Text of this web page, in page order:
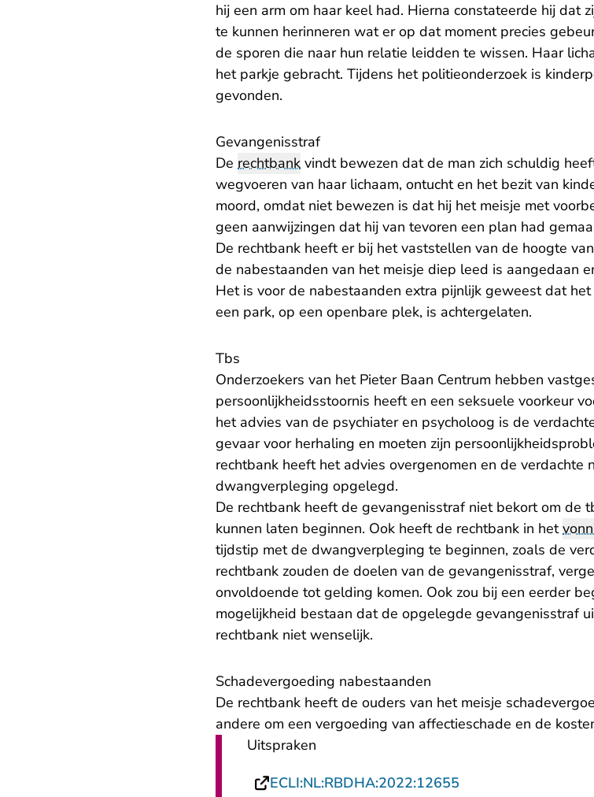
hij een arm om haar keel had. Hierna constateerde hij dat
te kunnen herinneren wat er op dat moment precies
de sporen die naar hun relatie leidden te wissen. Haar
het parkje gebracht. Tijdens het politieonderzoek is
gevonden.
Gevangenisstraf
De rechtbank vindt bewezen dat de man zich schuldig
wegvoeren van haar lichaam, ontucht en het bezit van
moord, omdat niet bewezen is dat hij het meisje met
geen aanwijzingen dat hij van tevoren een plan had
De rechtbank heeft er bij het vaststellen van de hoogte
de nabestaanden van het meisje diep leed is aangedaan
Het is voor de nabestaanden extra pijnlijk geweest dat
een park, op een openbare plek, is achtergelaten.
Tbs
Onderzoekers van het Pieter Baan Centrum hebben
persoonlijkheidsstoornis heeft en een seksuele voorkeur
het advies van de psychiater en psycholoog is de
gevaar voor herhaling en moeten zijn
rechtbank heeft het advies overgenomen en de
dwangverpleging opgelegd.
De rechtbank heeft de gevangenisstraf niet bekort om de
kunnen laten beginnen. Ook heeft de rechtbank in het
tijdstip met de dwangverpleging te beginnen, zoals de
rechtbank zouden de doelen van de gevangenisstraf,
onvoldoende tot gelding komen. Ook zou bij een eerder
mogelijkheid bestaan dat de opgelegde gevangenisstraf
rechtbank niet wenselijk.
Schadevergoeding nabestaanden
De rechtbank heeft de ouders van het meisje
andere om een vergoeding van affectieschade en de
Uitspraken
ECLI:NL:RBDHA:2022:12655